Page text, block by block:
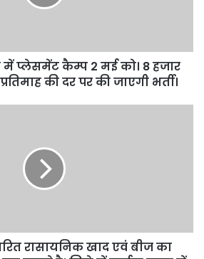
में प्लेसमेंट कैम्प 2 मई को। 8 हजार
की दर पर की जाएगी भर्ती।
रासायनिक खाद एवं बीज का